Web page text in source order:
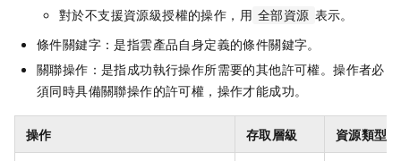
對於不支援資源級授權的操作，用 全部資源 表示。
條件關鍵字：是指雲產品自身定義的條件關鍵字。
關聯操作：是指成功執行操作所需要的其他許可權。操作者必
須同時具備關聯操作的許可權，操作才能成功。
操作 存取層級 資源類型